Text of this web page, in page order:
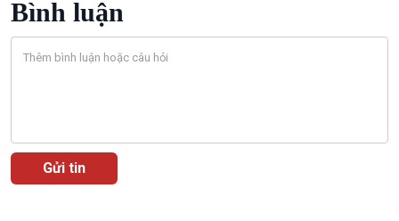
Bước chân đến trường
Tin Văn hoá & Du lịch
Chát với người nổi tiếng
Bình luận